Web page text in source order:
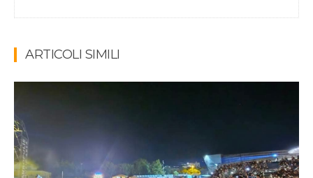
ARTICOLI SIMILI